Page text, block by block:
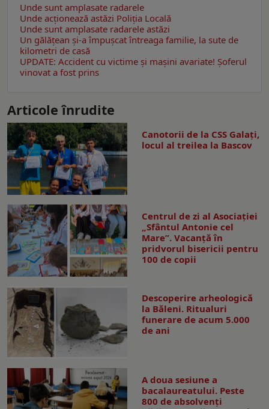
Unde sunt amplasate radarele
Unde acționează astăzi Poliția Locală
Unde sunt amplasate radarele astăzi
Un gălăţean și-a împușcat întreaga familie, la sute de
kilometri de casă
UPDATE: Accident cu victime și mașini avariate! Șoferul
vinovat a fost prins
Articole înrudite
Canotorii de la CSS Galați,
locul al treilea la Bascov
Centrul de zi al Asociației
„Sfântul Antonie cel
Mare”. Vacanță în
pridvorul bisericii pentru
100 de copii
Descoperire arheologică
la Băleni. Ritualuri
funerare de acum 5.000
de ani
A doua sesiune a
bacalaureatului. Peste
800 de absolvenţi